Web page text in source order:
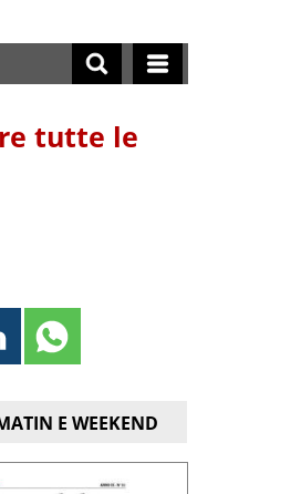
tutte le
E WEEKEND